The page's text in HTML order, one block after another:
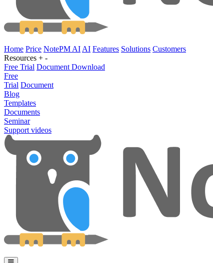
Home Price NotePM AI AI Features Solutions Customers
Resources + -
Free Trial Document Download
Free
Trial Document
Blog
Templates
Documents
Seminar
Support videos